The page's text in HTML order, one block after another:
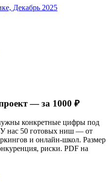
Декабрь 2025
— за 1000 ₽
конкретные цифры под
нас 50 готовых ниш — от
и онлайн-школ. Размер
риски. PDF на